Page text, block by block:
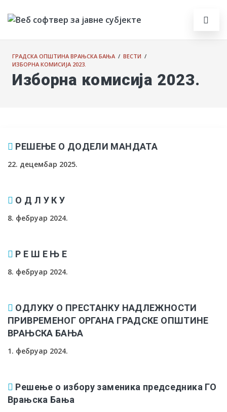
ГРАДСКА ОПШТИНА ВРАЊСКА БАЊА / ВЕСТИ /
ИЗБОРНА КОМИСИЈА 2023.
Изборна комисија 2023.
РЕШЕЊЕ О ДОДЕЛИ МАНДАТА
22. децембар 2025.
О Д Л У К У
8. фебруар 2024.
Р Е Ш Е Њ Е
8. фебруар 2024.
ОДЛУКУ О ПРЕСТАНКУ НАДЛЕЖНОСТИ
ПРИВРЕМЕНОГ ОРГАНА ГРАДСКЕ ОПШТИНЕ
ВРАЊСКА БАЊА
1. фебруар 2024.
Решење о избору заменика председника ГО
Врањска Бања